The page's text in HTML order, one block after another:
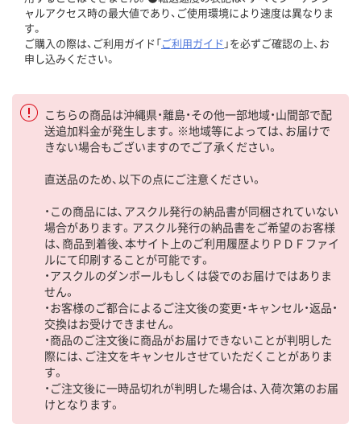
ャルアクセス時の最大値であり、ご使用環境により速度は異なりま
す。
ご購入の際は、ご利用ガイド「ご利用ガイド 」を必ずご確認の上、お
申し込みください。
こちらの商品は沖縄県・離島・その他一部地域・山間部で配
送追加料金が発生します。※地域等によっては、お届けで
きない場合もございますのでご了承ください。
直送品のため、以下の点にご注意ください。
・この商品には、アスクル発行の納品書が同梱されていない
場合があります。アスクル発行の納品書をご希望のお客様
は、商品到着後、本サイト上のご利用履歴よりＰＤＦファイ
ルにて印刷することが可能です。
・アスクルのダンボールもしくは袋でのお届けではありま
せん。
・お客様のご都合によるご注文後の変更・キャンセル・返品・
交換はお受けできません。
・商品のご注文後に商品がお届けできないことが判明した
際には、ご注文をキャンセルさせていただくことがありま
す。
・ご注文後に一時品切れが判明した場合は、入荷次第のお届
けとなります。